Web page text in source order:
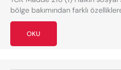
bölge bakımından farklı
OKU